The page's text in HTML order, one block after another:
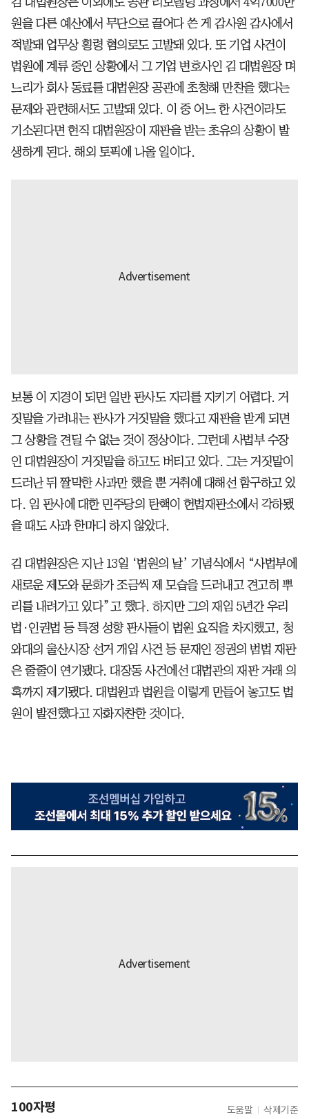
원을 다른 예산에서 무단으로 끌어다 쓴 게 감사원 감사에서
적발돼 업무상 횡령 혐의로도 고발돼 있다. 또 기업 사건이
법원에 계류 중인 상황에서 그 기업 변호사인 김 대법원장 며
느리가 회사 동료를 대법원장 공관에 초청해 만찬을 했다는
문제와 관련해서도 고발돼 있다. 이 중 어느 한 사건이라도
기소된다면 현직 대법원장이 재판을 받는 초유의 상황이 발
생하게 된다. 해외 토픽에 나올 일이다.
보통 이 지경이 되면 일반 판사도 자리를 지키기 어렵다. 거
짓말을 가려내는 판사가 거짓말을 했다고 재판을 받게 되면
그 상황을 견딜 수 없는 것이 정상이다. 그런데 사법부 수장
인 대법원장이 거짓말을 하고도 버티고 있다. 그는 거짓말이
드러난 뒤 짤막한 사과만 했을 뿐 거취에 대해선 함구하고 있
다. 임 판사에 대한 민주당의 탄핵이 헌법재판소에서 각하됐
을 때도 사과 한마디 하지 않았다.
김 대법원장은 지난 13일 ‘법원의 날’ 기념식에서 “사법부에
새로운 제도와 문화가 조금씩 제 모습을 드러내고 견고히 뿌
리를 내려가고 있다”고 했다. 하지만 그의 재임 5년간 우리
법·인권법 등 특정 성향 판사들이 법원 요직을 차지했고, 청
와대의 울산시장 선거 개입 사건 등 문재인 정권의 범법 재판
은 줄줄이 연기됐다. 대장동 사건에선 대법관의 재판 거래 의
혹까지 제기됐다. 대법원과 법원을 이렇게 만들어 놓고도 법
원이 발전했다고 자화자찬한 것이다.
100자평 도움말 삭제기준